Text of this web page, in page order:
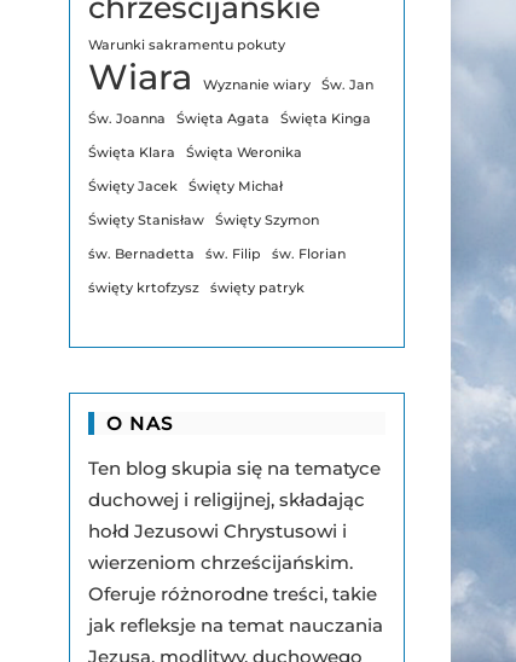
chrześcijańskie
Warunki sakramentu pokuty
Wiara Wyznanie wiary Św. Jan
Św. Joanna Święta Agata Święta Kinga
Święta Klara Święta Weronika
Święty Jacek Święty Michał
Święty Stanisław Święty Szymon
św. Bernadetta św. Filip św. Florian
święty krtofzysz święty patryk
O NAS
Ten blog skupia się na tematyce
duchowej i religijnej, składając
hołd Jezusowi Chrystusowi i
wierzeniom chrześcijańskim.
Oferuje różnorodne treści, takie
jak refleksje na temat nauczania
Jezusa, modlitwy, duchowego